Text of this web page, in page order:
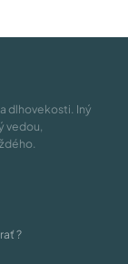
dlhovekosti. Iný
vedou,
?